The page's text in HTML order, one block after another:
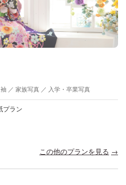
／ 家族写真 ／ 入学・卒業写真
プラン
この他のプランを見る